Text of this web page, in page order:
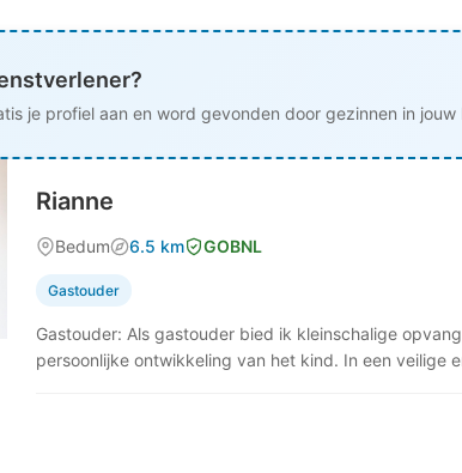
je profiel aan en word gevonden door gezinnen in jouw
Rianne
Bedum 6.5 km GOBNL
Gastouder
Gastouder: Als gastouder bied ik kleinschalige
persoonlijke ontwikkeling van het kind. In een veilige